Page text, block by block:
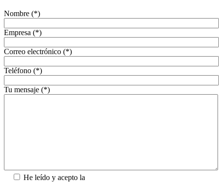
Nombre (*)
Empresa (*)
Correo electrónico (*)
Teléfono (*)
Tu mensaje (*)
He leído y acepto la